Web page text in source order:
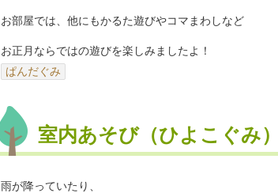
お部屋では、他にもかるた遊びやコマまわしなど
お正月ならではの遊びを楽しみましたよ！
ぱんだぐみ
室内あそび（ひよこぐみ）
雨が降っていたり、